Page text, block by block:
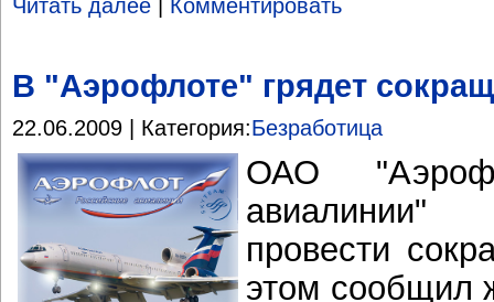
Читать далее Комментировать
В "Аэрофлоте" грядет
22.06.2009 | Категория:Безработица
ОАО
авиалинии"
провести
этом сообщил